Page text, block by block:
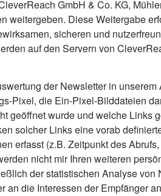
GmbH & Co. KG,
weitergeben. Diese Weitergabe
sicheren und
auf den Servern von
der Newsletter in
Pixel, die Ein-Pixel-Bilddateien
geöffnet wurde und welche Links
solcher Links eine vorab
erfasst (z.B. Zeitpunkt des
nicht mir Ihren weiteren
der statistischen Analyse von
an die Interessen der Empfänger